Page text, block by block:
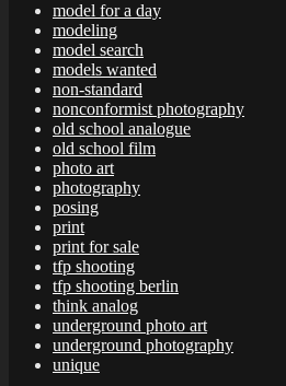
model for a day
modeling
model search
models wanted
non-standard
nonconformist photography
old school analogue
old school film
photo art
photography
posing
print
print for sale
tfp shooting
tfp shooting berlin
think analog
underground photo art
underground photography
unique